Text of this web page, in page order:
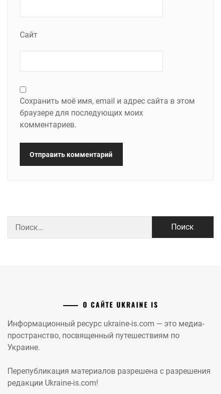
Сайт
Сохранить моё имя, email и адрес сайта в этом
браузере для последующих моих
комментариев.
О САЙТЕ UKRAINE IS
Информационный ресурс ukraine-is.com — это медиа-
пространство, посвященный путешествиям по
Украине.
Перепубликация материалов разрешена с разрешения
редакции Ukraine-is.com!